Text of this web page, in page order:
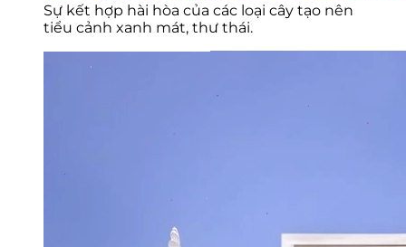
Sự kết hợp hài hòa của các loại cây tạo nên
tiểu cảnh xanh mát, thư thái.